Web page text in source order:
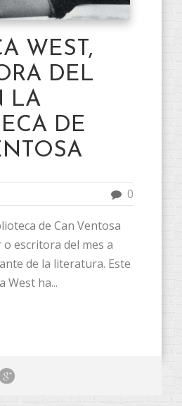
WEST,
DEL
LA
DE
0
de Can Ventosa
escritora del mes a
de la literatura. Este
West ha...